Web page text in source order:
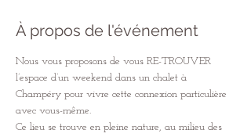
À propos de l'événement
Nous vous proposons de vous RE-TROUVER
l’espace d’un weekend dans un chalet à
Champéry pour vivre cette connexion particulière
avec vous-même.
Ce lieu se trouve en pleine nature, au milieu des